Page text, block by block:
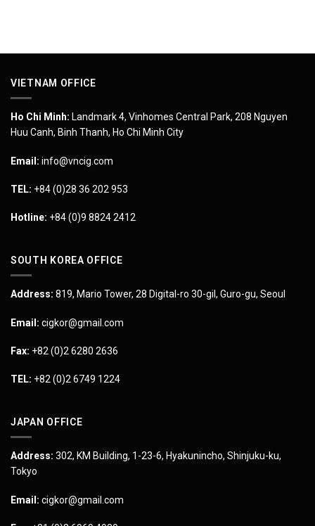
VIETNAM OFFICE
Ho Chi Minh: Landmark 4, Vinhomes Central Park, 208 Nguyen
Huu Canh, Binh Thanh, Ho Chi Minh City
Email: info@vncig.com
TEL: +84 (0)28 36 202 953
Hotline: +84 (0)9 8824 2412
SOUTH KOREA OFFICE
Address: 819, Mario Tower, 28 Digital-ro 30-gil, Guro-gu, Seoul
Email: cigkor@gmail.com
Fax: +82 (0)2 6280 2636
TEL: +82 (0)2 6749 1224
JAPAN OFFICE
Address: 302, KM Building, 1-23-6, Hyakunincho, Shinjuku-ku,
Tokyo
Email: cigkor@gmail.com